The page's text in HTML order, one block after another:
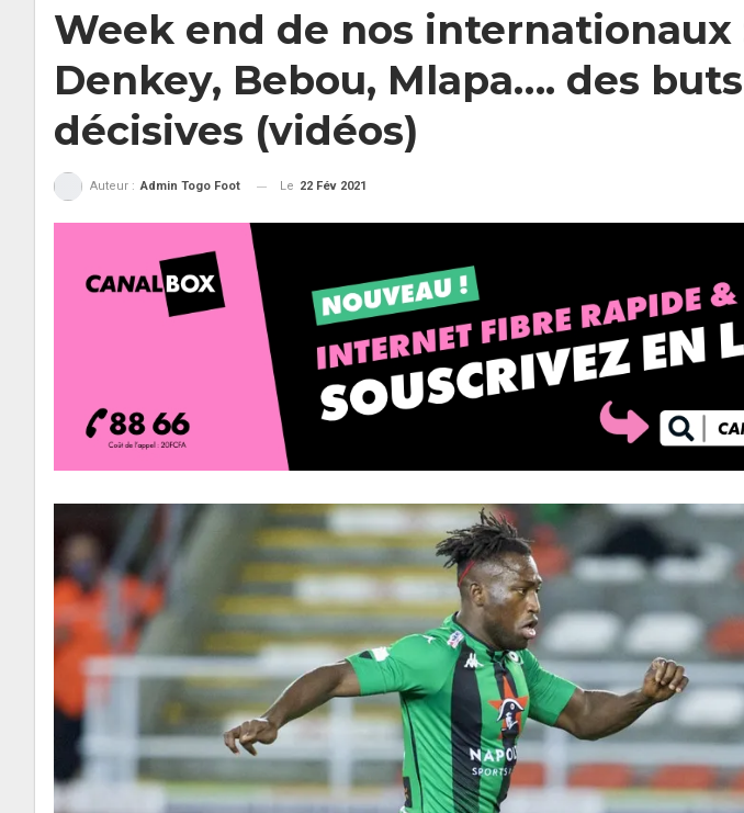
Week end de nos internationaux
Denkey, Bebou, Mlapa…. des
décisives (vidéos)
Auteur : Admin Togo Foot Le 22 Fév 2021